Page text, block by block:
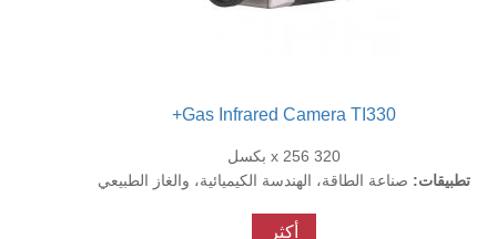
Gas Infrared Camera TI330+
320 x 256 بكسل
تطبيقات: صناعة الطاقة، الهندسة الكيميائية، والغاز الطبيعي
أكثر